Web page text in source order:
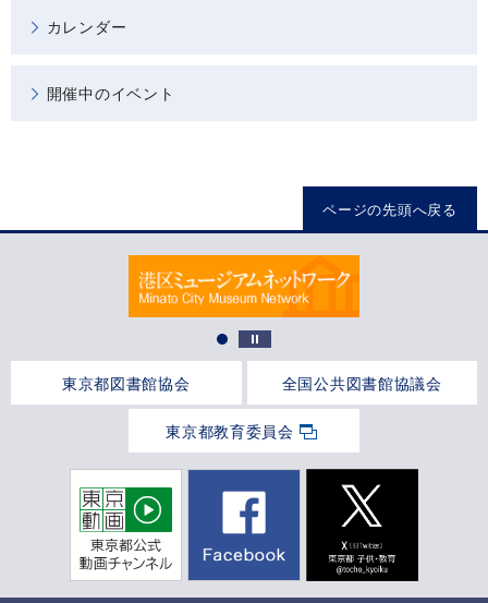
カレンダー
開催中のイベント
ページの先頭へ戻る
東京都図書館協会 全国公共図書館協議会
東京都教育委員会